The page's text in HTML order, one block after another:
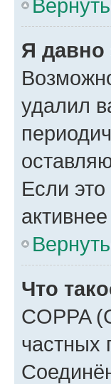
Я давно
удалил
Если
Что
COPPA
частных